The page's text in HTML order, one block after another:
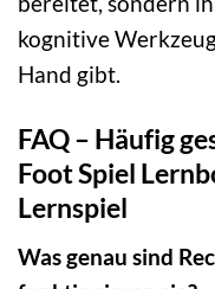
kognitive
Hand gibt.
FAQ – Häufig
Foot Spiel
Lernspiel
Was genau sind